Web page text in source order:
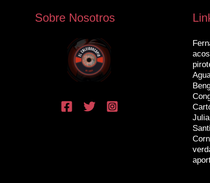
Sobre Nosotros